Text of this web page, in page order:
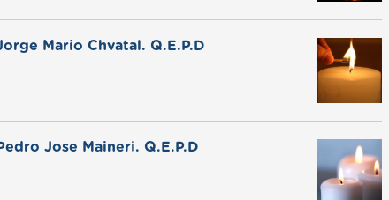
Mario Chvatal. Q.E.P.D
Jose Maineri. Q.E.P.D